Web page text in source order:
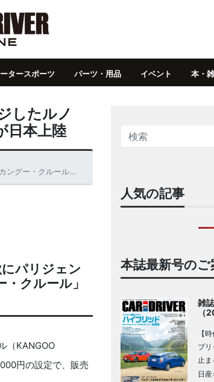
タースポーツ パーツ・用品 イベント 本・
したルノ
日本上陸
ルール」が日本上陸
パリジェン
クルール」
（KANGOO
円の設定で、販売
人気の記事
本誌最新号のご
雑
（
【
ブ
止ま
日